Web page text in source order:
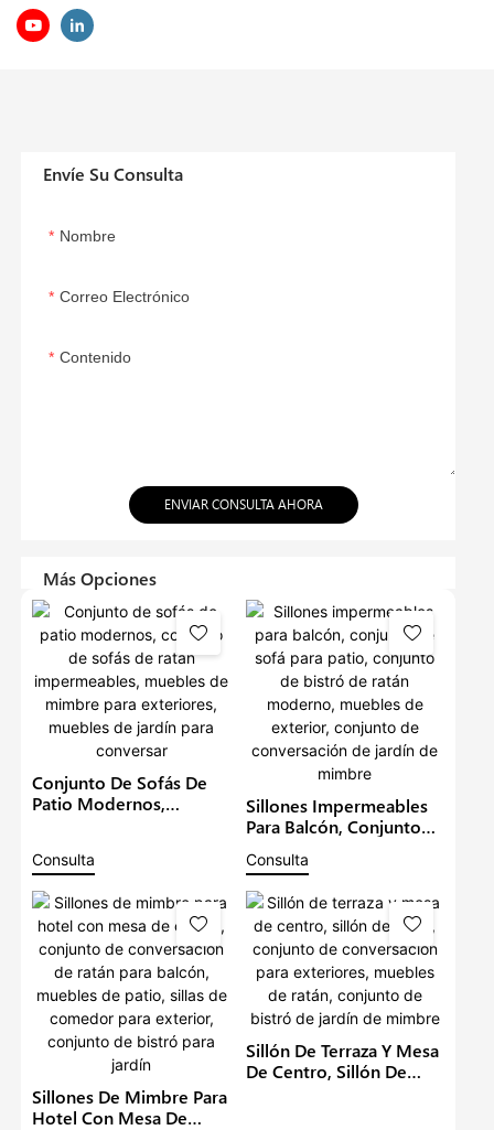
Envíe Su Consulta
Nombre
Correo Electrónico
Contenido
ENVIAR CONSULTA AHORA
Más Opciones
Conjunto De Sofás De
Patio Modernos,
Muebles De Mimbre
Para Exteriores, Muebles
De Jardín Para Conversar
Consulta
Sillones Impermeables
Para Balcón, Conjunto
De Sofá Para Patio,
Conjunto De Bistró De
Ratán Moderno,
Muebles De Exterior,
Conjunto De
Conversación De Jardín
De Mimbre
Consulta
Sillones De Mimbre Para
Hotel Con Mesa De
Sillón De Terraza Y Mesa
De Centro, Sillón De